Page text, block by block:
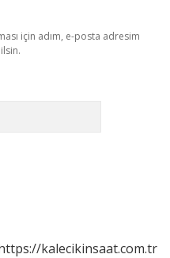
için adım, e-posta adresim
kalecikinsaat.com.tr